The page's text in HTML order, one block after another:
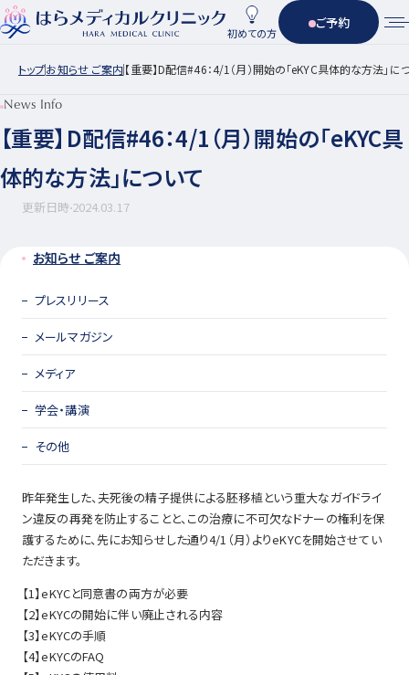
初めての方
ご予約
トップお知らせ ご案内【重要】D配信#46：4/1（月）開始の「eKYC具体的な方法」に
News Info
【重要】D配信#46：4/1（月）開始の「eKYC具
体的な方法」について
更新日時2024.03.17
お知らせ ご案内
プレスリリース
メールマガジン
メディア
学会・講演
その他
昨年発生した、夫死後の精子提供による胚移植という重大なガイドライ
ン違反の再発を防止することと、この治療に不可欠なドナーの権利を保
護するために、先にお知らせした通り4/1（月）よりeKYCを開始させてい
ただきます。
【1】eKYCと同意書の両方が必要
【2】eKYCの開始に伴い廃止される内容
【3】eKYCの手順
【4】eKYCのFAQ